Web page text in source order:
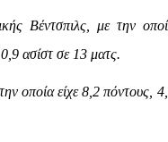
Βέντσπιλς, με την
ασίστ σε 13 ματς.
οποία είχε 8,2 πόντους,